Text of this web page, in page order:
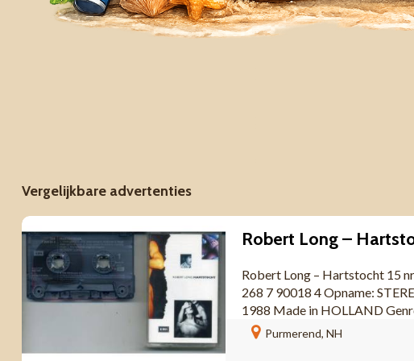
Vergelijkbare advertenties
Robert Long – Hartstocht 15
268 7 90018 4 Opname:
1988 Made in HOLLAND
Purmerend, NH